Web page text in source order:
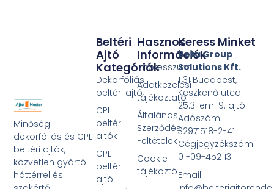
Minőségi
dekorfóliás és CPL
beltéri ajtók,
közvetlen gyártói
háttérrel és
Hasznos
Információk
Impresszum
Adatkezelési
tájékoztató
Általános
Szerződési
Feltételek
Cookie
tájékoztó
Beltéri
Ajtó
Kategóriák
Dekorfóliás
beltéri ajtó
CPL
beltéri
ajtók
CPL
beltéri
ajtó
Keress Minket
Beta Group
Solutions Kft.
1131 Budapest,
Keszkenő utca
25.3. em. 9. ajtó
Adószám:
32971518-2-41
Cégjegyzékszám:
01-09-452113
Email: